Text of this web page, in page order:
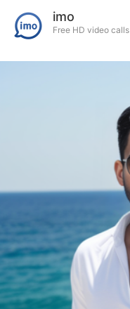
imo
Free HD video calls